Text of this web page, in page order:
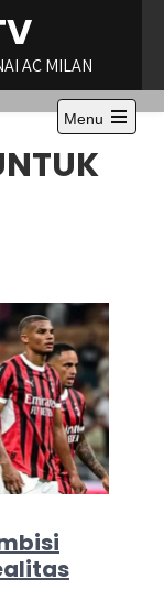
AC MILAN
Menu
Open
the
main